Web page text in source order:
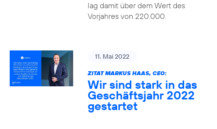
lag damit über dem Wert des
Vorjahres von 220.000.
11. Mai 2022
ZITAT MARKUS HAAS, CEO:
Wir sind stark in das
Geschäftsjahr 2022
gestartet